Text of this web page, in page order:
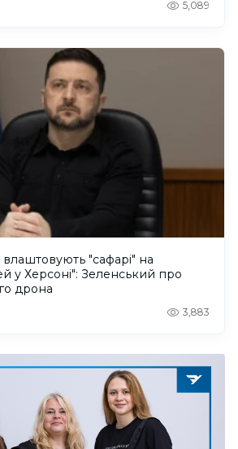
5,089
"сафарі" на
у Херсоні": Зеленський про
дрона
3,883